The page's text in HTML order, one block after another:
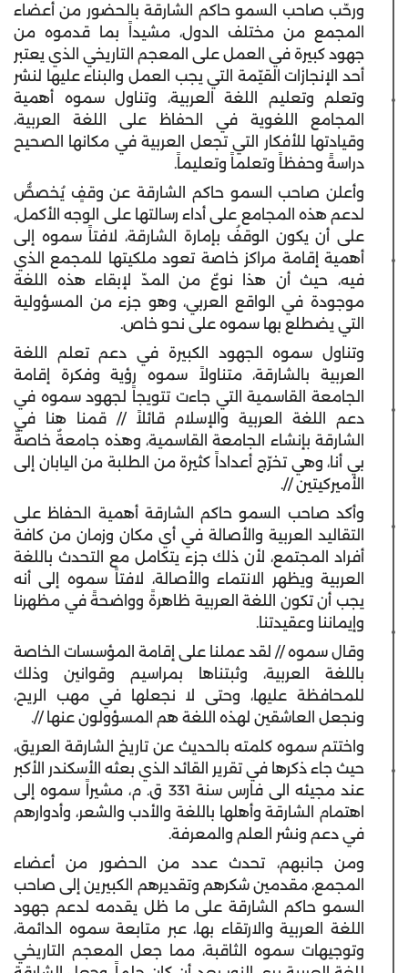
ورحّب صاحب السمو حاكم الشارقة بالحضور من أعضاء
المجمع من مختلف الدول، مشيداً بما قدموه من
جهود كبيرة في العمل على المعجم التاريخي الذي يعتبر
أحد الإنجازات القيّمة التي يجب العمل والبناء عليها لنشر
وتعلم وتعليم اللغة العربية، وتناول سموه أهمية
المجامع اللغوية في الحفاظ على اللغة العربية،
وقيادتها للأفكار التي تجعل العربية في مكانها الصحيح
دراسةً وحفظاً وتعلماً وتعليماً.
وأعلن صاحب السمو حاكم الشارقة عن وقفٍ يُخصصُّ
لدعم هذه المجامع على أداء رسالتها على الوجه الأكمل،
على أن يكون الوقفُ بإمارة الشارقة، لافتاً سموه إلى
أهمية إقامة مراكز خاصة تعود ملكيتها للمجمع الذي
فيه، حيث أن هذا نوعٌ من المدّ لإبقاء هذه اللغة
موجودة في الواقع العربي، وهو جزء من المسؤولية
التي يضطلع بها سموه على نحو خاص.
وتناول سموه الجهود الكبيرة في دعم تعلم اللغة
العربية بالشارقة، متناولاً سموه رؤية وفكرة إقامة
الجامعة القاسمية التي جاءت تتويجاً لجهود سموه في
دعم اللغة العربية والإسلام قائلاً // قمنا هنا في
الشارقة بإنشاء الجامعة القاسمية، وهذه جامعةٌ خاصةٌ
بي أنا، وهي تخرّج أعداداً كثيرة من الطلبة من اليابان إلى
الأميركيتين //.
وأكد صاحب السمو حاكم الشارقة أهمية الحفاظ على
التقاليد العربية والأصالة في أي مكان وزمان من كافة
أفراد المجتمع، لأن ذلك جزء يتكامل مع التحدث باللغة
العربية ويظهر الانتماء والأصالة، لافتاً سموه إلى أنه
يجب أن تكون اللغة العربية ظاهرةً وواضحةً في مظهرنا
وإيماننا وعقيدتنا.
وقال سموه // لقد عملنا على إقامة المؤسسات الخاصة
باللغة العربية، وثبتناها بمراسيم وقوانين وذلك
للمحافظة عليها، وحتى لا نجعلها في مهب الريح،
ونجعل العاشقين لهذه اللغة هم المسؤولون عنها //.
واختتم سموه كلمته بالحديث عن تاريخ الشارقة العريق،
حيث جاء ذكرها في تقرير القائد الذي بعثه الأسكندر الأكبر
عند مجيئه الى فارس سنة 331 ق. م، مشيراً سموه إلى
اهتمام الشارقة وأهلها باللغة والأدب والشعر، وأدوارهم
في دعم ونشر العلم والمعرفة.
ومن جانبهم، تحدث عدد من الحضور من أعضاء
المجمع، مقدمين شكرهم وتقديرهم الكبيرين إلى صاحب
السمو حاكم الشارقة على ما ظل يقدمه لدعم جهود
اللغة العربية والارتقاء بها، عبر متابعة سموه الدائمة،
وتوجيهات سموه الثاقبة، مما جعل المعجم التاريخي